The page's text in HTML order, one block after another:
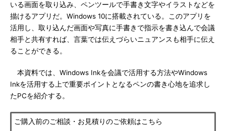
いる画面を取り込み、ペンツールで手書き文字やイラストなどを
描けるアプリだ。Windows 10に搭載されている。このアプリを
活用し、取り込んだ画面や写真に手書きで指示を書き込んで会議
相手と共有すれば、言葉では伝えづらいニュアンスも相手に伝え
ることができる。
本資料では、Windows Inkを会議で活用する方法やWindows
Inkを活用する上で重要ポイントとなるペンの書き心地を追求し
たPCを紹介する。
ご購入前のご相談・お見積りのご依頼はこちら